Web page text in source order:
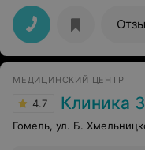
Владимировне и всему
Искренне благодарю
высокий
пациентам. Спасибо за
трудные моменты и
МЕДИЦИНСКИЙ ЦЕНТР
4.7 Клиника
Гомель, ул. Б.